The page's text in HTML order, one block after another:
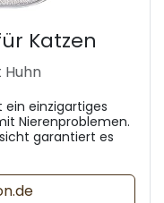
Katzen
einzigartiges
Nierenproblemen.
garantiert es